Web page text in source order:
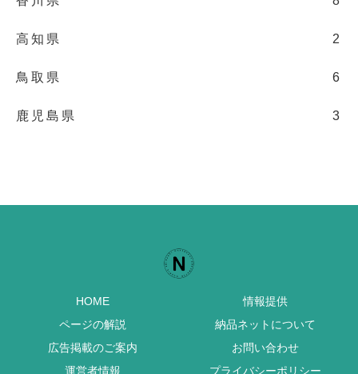
高知県 2
鳥取県 6
鹿児島県 3
HOME
情報提供
ページの解説
納品ネットについて
広告掲載のご案内
お問い合わせ
運営者情報
プライバシーポリシー